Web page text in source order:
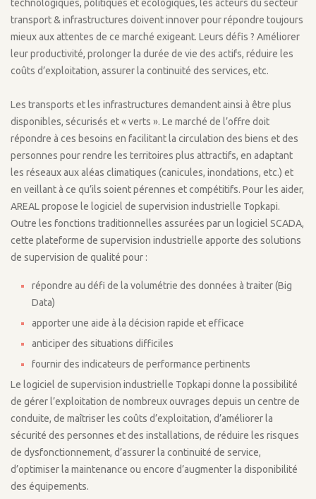
technologiques, politiques et écologiques, les acteurs du secteur
transport & infrastructures doivent innover pour répondre toujours
mieux aux attentes de ce marché exigeant. Leurs défis ? Améliorer
leur productivité, prolonger la durée de vie des actifs, réduire les
coûts d’exploitation, assurer la continuité des services, etc.
Les transports et les infrastructures demandent ainsi à être plus
disponibles, sécurisés et « verts ». Le marché de l’offre doit
répondre à ces besoins en facilitant la circulation des biens et des
personnes pour rendre les territoires plus attractifs, en adaptant
les réseaux aux aléas climatiques (canicules, inondations, etc.) et
en veillant à ce qu’ils soient pérennes et compétitifs. Pour les aider,
AREAL propose le logiciel de supervision industrielle Topkapi.
Outre les fonctions traditionnelles assurées par un logiciel SCADA,
cette plateforme de supervision industrielle apporte des solutions
de supervision de qualité pour :
répondre au défi de la volumétrie des données à traiter (Big
Data)
apporter une aide à la décision rapide et efficace
anticiper des situations difficiles
fournir des indicateurs de performance pertinents
Le logiciel de supervision industrielle Topkapi donne la possibilité
de gérer l’exploitation de nombreux ouvrages depuis un centre de
conduite, de maîtriser les coûts d’exploitation, d’améliorer la
sécurité des personnes et des installations, de réduire les risques
de dysfonctionnement, d’assurer la continuité de service,
d’optimiser la maintenance ou encore d’augmenter la disponibilité
des équipements.